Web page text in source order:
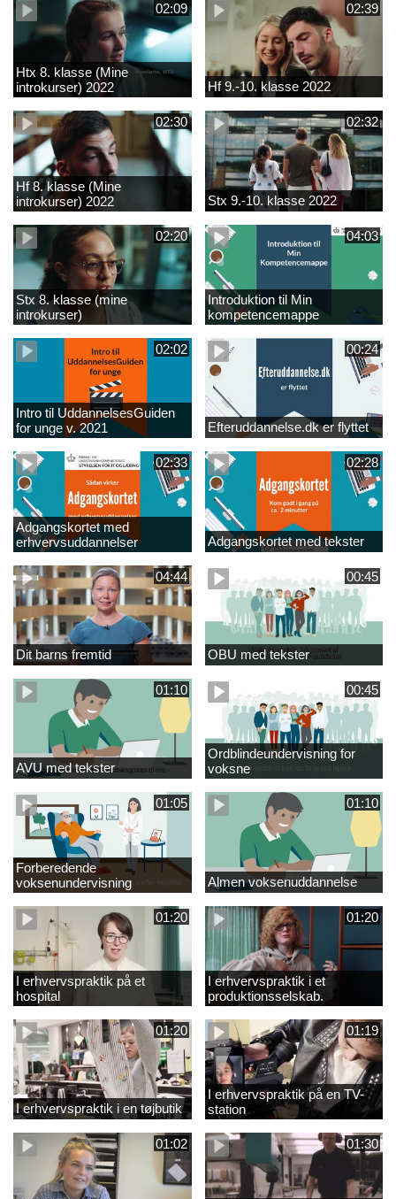
02:09
Htx 8. klasse (Mine
introkurser) 2022
02:39
Hf 9.-10. klasse 2022
02:30
Hf 8. klasse (Mine
introkurser) 2022
02:32
Stx 9.-10. klasse 2022
02:20
Stx 8. klasse (mine
introkurser)
04:03
Introduktion til Min
kompetencemappe
02:02
Intro til UddannelsesGuiden
for unge v. 2021
00:24
Efteruddannelse.dk er flyttet
02:33
Adgangskortet med
erhvervsuddannelser
02:28
Adgangskortet med tekster
04:44
Dit barns fremtid
00:45
OBU med tekster
01:10
AVU med tekster
00:45
Ordblindeundervisning for
voksne
01:05
Forberedende
voksenundervisning
01:10
Almen voksenuddannelse
01:20
I erhvervspraktik på et
hospital
01:20
I erhvervspraktik i et
produktionsselskab.
01:20
I erhvervspraktik i en tøjbutik
01:19
I erhvervspraktik på en TV-
station
01:02 01:30